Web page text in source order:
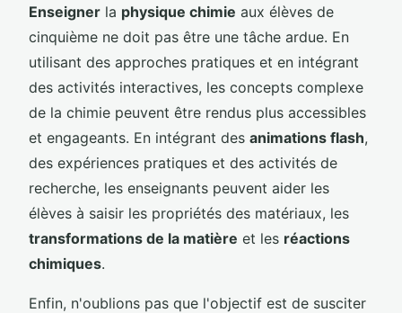
Enseigner la physique chimie aux élèves de
cinquième ne doit pas être une tâche ardue. En
utilisant des approches pratiques et en intégrant
des activités interactives, les concepts complexe
de la chimie peuvent être rendus plus accessibles
et engageants. En intégrant des animations flash,
des expériences pratiques et des activités de
recherche, les enseignants peuvent aider les
élèves à saisir les propriétés des matériaux, les
transformations de la matière et les réactions
chimiques.
Enfin, n'oublions pas que l'objectif est de susciter